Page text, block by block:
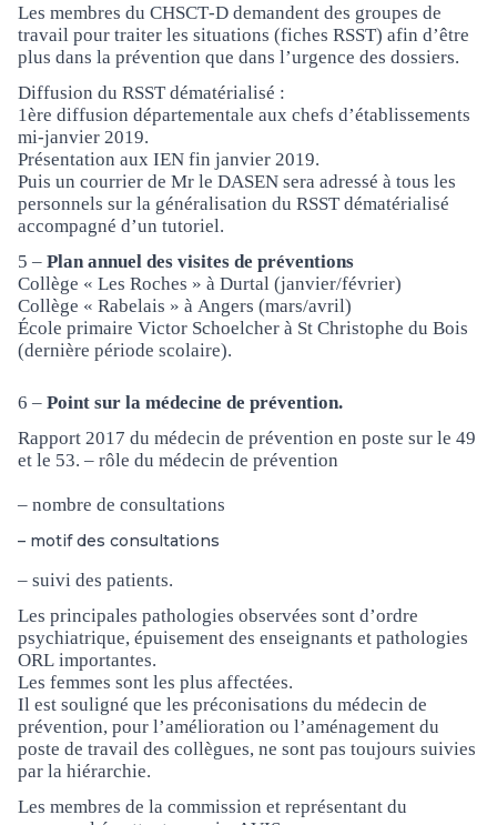
Les membres du CHSCT-D demandent des groupes de
travail pour traiter les situations (fiches RSST) afin d’être
plus dans la prévention que dans l’urgence des dossiers.
Diffusion du RSST dématérialisé :
1ère diffusion départementale aux chefs d’établissements
mi-janvier 2019.
Présentation aux IEN fin janvier 2019.
Puis un courrier de Mr le DASEN sera adressé à tous les
personnels sur la généralisation du RSST dématérialisé
accompagné d’un tutoriel.
5 – Plan annuel des visites de préventions
Collège « Les Roches » à Durtal (janvier/février)
Collège « Rabelais » à Angers (mars/avril)
École primaire Victor Schoelcher à St Christophe du Bois
(dernière période scolaire).
6 – Point sur la médecine de prévention.
Rapport 2017 du médecin de prévention en poste sur le 49
et le 53. – rôle du médecin de prévention
– nombre de consultations
– motif des consultations
– suivi des patients.
Les principales pathologies observées sont d’ordre
psychiatrique, épuisement des enseignants et pathologies
ORL importantes.
Les femmes sont les plus affectées.
Il est souligné que les préconisations du médecin de
prévention, pour l’amélioration ou l’aménagement du
poste de travail des collègues, ne sont pas toujours suivies
par la hiérarchie.
Les membres de la commission et représentant du